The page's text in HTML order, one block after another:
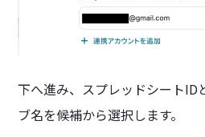
下へ進み、スプレッドシートID
ブ名を候補から選択します。